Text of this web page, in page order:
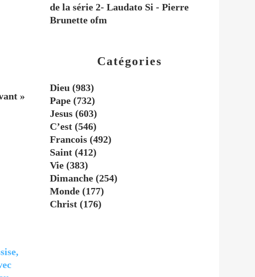
»
Catégories
Dieu (983)
Pape (732)
Jesus (603)
C’est (546)
Francois (492)
Saint (412)
Vie (383)
Dimanche (254)
Monde (177)
Christ (176)
de la série 2- Laudato Si - Pierre
Brunette ofm